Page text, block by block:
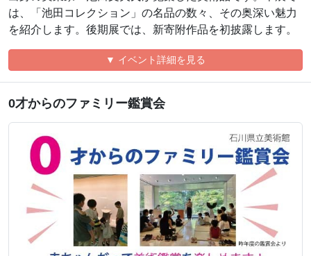
は、「池田コレクション」の名品の数々、その奥深い魅力
を紹介します。後期展では、新寄附作品を初披露します。
▼ イベント詳細を見る
0才からのファミリー鑑賞会